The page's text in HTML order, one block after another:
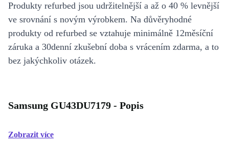
Produkty refurbed jsou udržitelnější a až o 40 % levnější
ve srovnání s novým výrobkem. Na důvěryhodné
produkty od refurbed se vztahuje minimálně 12měsíční
záruka a 30denní zkušební doba s vrácením zdarma, a to
bez jakýchkoliv otázek.
Samsung GU43DU7179 - Popis
Zobrazit více